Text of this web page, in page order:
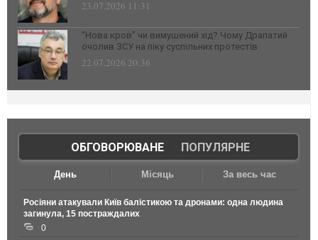
23.07.2026 11:31
“Нова кров” чи вимушений хід? Чому Драпатий
очолив ЗСУ на піку суспільних протестів
22.07.2026 20:36
ОБГОВОРЮВАНЕ| ПОПУЛЯРНЕ
День Місяць За весь час
Росіяни атакували Київ балістикою та дронами: одна людина
загинула, 15 постраждалих
0